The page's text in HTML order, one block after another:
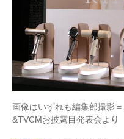
画像はいずれも編集部撮影
&TVCMお披露目発表会より